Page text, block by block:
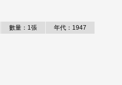
數量：1張 年代：1947